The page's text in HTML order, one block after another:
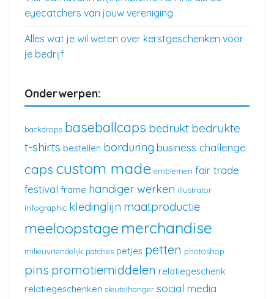
eyecatchers van jouw vereniging
Alles wat je wil weten over kerstgeschenken voor
je bedrijf
Onderwerpen:
backdrops baseballcaps bedrukt bedrukte
t-shirts bestellen borduring business challenge
caps custom made emblemen fair trade
festival frame handiger werken illustrator
infographic kledinglijn maatproductie
meeloopstage merchandise
milieuvriendelijk patches petjes petten photoshop
pins promotiemiddelen relatiegeschenk
relatiegeschenken sleutelhanger social media